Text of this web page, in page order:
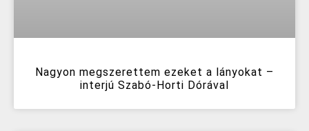
Nagyon megszerettem ezeket a lányokat –
interjú Szabó-Horti Dórával